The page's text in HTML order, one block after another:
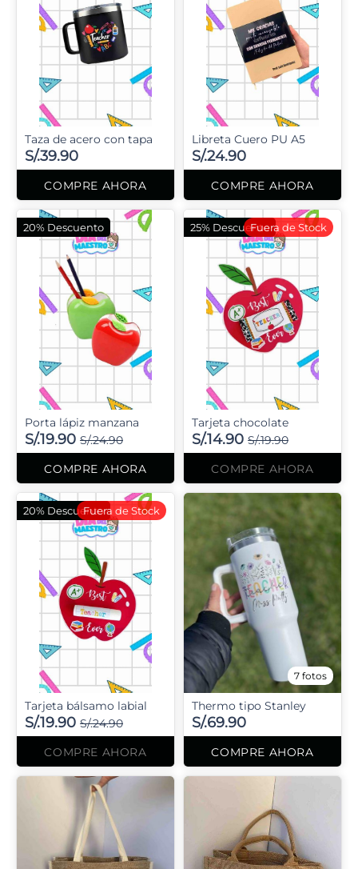
Taza de acero con tapa
S/.39.90
COMPRE AHORA
Libreta Cuero PU A5
S/.24.90
COMPRE AHORA
Porta lápiz manzana
S/.19.90 S/.24.90
COMPRE AHORA
20% Descuento
Tarjeta chocolate
S/.14.90 S/.19.90
COMPRE AHORA
25% DescuentoFuera de Stock
Tarjeta bálsamo labial
S/.19.90 S/.24.90
COMPRE AHORA
20% DescuentoFuera de Stock
7 fotos
Thermo tipo Stanley
S/.69.90
COMPRE AHORA